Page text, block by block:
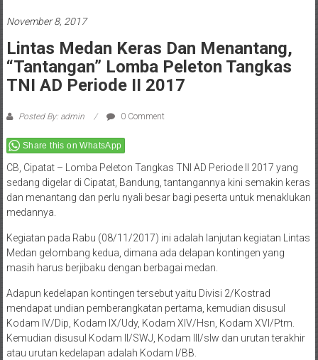
November 8, 2017
Lintas Medan Keras Dan Menantang,
“Tantangan” Lomba Peleton Tangkas
TNI AD Periode II 2017
Posted By: admin 0 Comment
Share this on WhatsApp
CB, Cipatat – Lomba Peleton Tangkas TNI AD Periode II 2017 yang
sedang digelar di Cipatat, Bandung, tantangannya kini semakin keras
dan menantang dan perlu nyali besar bagi peserta untuk menaklukan
medannya.
Kegiatan pada Rabu (08/11/2017) ini adalah lanjutan kegiatan Lintas
Medan gelombang kedua, dimana ada delapan kontingen yang
masih harus berjibaku dengan berbagai medan.
Adapun kedelapan kontingen tersebut yaitu Divisi 2/Kostrad
mendapat undian pemberangkatan pertama, kemudian disusul
Kodam IV/Dip, Kodam IX/Udy, Kodam XIV/Hsn, Kodam XVI/Ptm.
Kemudian disusul Kodam II/SWJ, Kodam III/slw dan urutan terakhir
atau urutan kedelapan adalah Kodam I/BB.